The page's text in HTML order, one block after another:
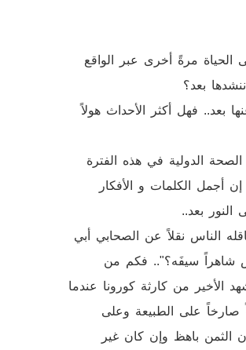
الحياة مرةً أخرى عبر الواقع
بعد؟
بعد.. فهل أكثر الأحداث هولاً
الدولية في هذه الفترة
أجمل الكلمات و الأفكار
النور بعد..
الناس نقلاً عن الصحابي أبي
شاهراً سيفَه؟".. فكم من
الأخير من كارثة كورونا عندما
صارخاً على الطبيعة وعلى
الثمن باهظ وإن كان غير